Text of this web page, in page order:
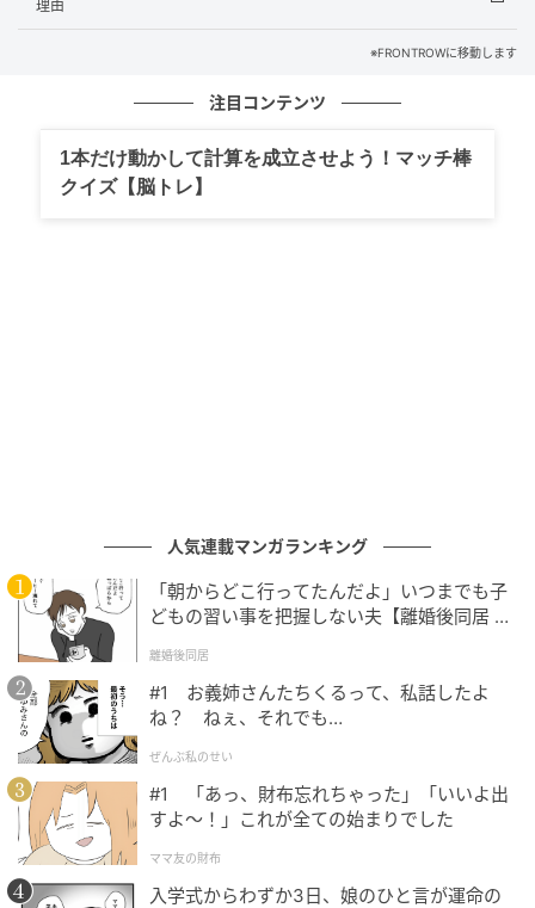
その後も精力的に活動を続けており、グラミー賞や
BRITアワードで行なわれたオジーへのトリビュートで
Ross Halfin(@rosshalfin)がシェアした投稿
元記事で読む
次の記事
理由
※FRONTROWに移動します
注目コンテンツ
1本だけ動かして計算を成立させよう！マッチ棒
クイズ【脳トレ】
人気連載マンガランキング
「朝からどこ行ってたんだよ」いつまでも子
どもの習い事を把握しない夫【離婚後同居 Vo
離婚後同居
#1 お義姉さんたちくるって、私話したよ
ね？ ねぇ、それでも…
ぜんぶ私のせい
#1 「あっ、財布忘れちゃった」「いいよ出
すよ〜！」これが全ての始まりでした
ママ友の財布
入学式からわずか3日、娘のひと言が運命の